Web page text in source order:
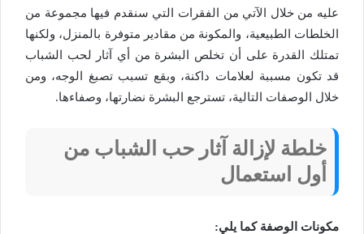
عليه من خلال الآتي من الفقرات التي سنقدم فيها مجموعة من
الخلطات الطبيعية، والمكونة من مقادير متوفرة بالمنزل، ولكنها
تمتلك القدرة على أن تخلص البشرة من أي آثار لحب الشباب
قد تكون مسببة لعلامات داكنة، وبقع تسبب تصبغ الوجه، ومن
خلال الوصفات التالية، تسترجع البشرة نضارتها، وصفاءها.
خلطة لإزالة آثار حب الشباب من
أول استعمال
مكونات الوصفة كما يلي: